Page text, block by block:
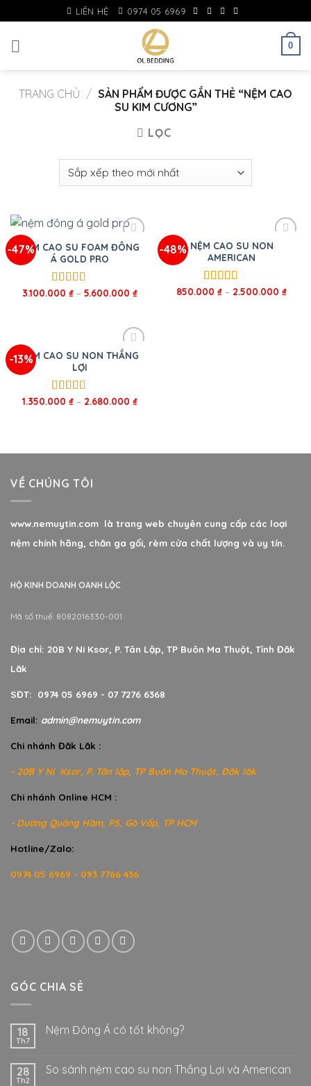
to
content
LIÊN HỆ 0974 05 6969
0
TRANG CHỦ / SẢN PHẨM ĐƯỢC GẮN THẺ “NỆM CAO
SU KIM CƯƠNG”
LỌC
-47%
NỆM CAO SU FOAM ĐÔNG
Á GOLD PRO
Được xếp
3.100.000 ₫– 5.600.000 ₫
-48% NỆM CAO SU NON
AMERICAN
Được xếp
850.000 ₫ – 2.500.000 ₫
-13%NỆM CAO SU NON THẮNG
LỢI
Được xếp
1.350.000 ₫– 2.680.000 ₫
VỀ CHÚNG TÔI
www.nemuytin.com là trang web chuyên cung cấp các loại
nệm chính hãng, chăn ga gối, rèm cửa chất lượng và uy tín.
HỘ KINH DOANH OANH LỘC
Mã số thuế: 8082016330-001
Địa chỉ: 20B Y Ni Ksor, P. Tân Lập, TP Buôn Ma Thuột, Tỉnh Đăk
Lăk
SĐT: 0974 05 6969 - 07 7276 6368
Email: admin@nemuytin.com
Chi nhánh Đăk Lăk :
- 20B Y Ni Ksor, P. Tân lập, TP Buôn Ma Thuột, Đăk lăk
Chi nhánh Online HCM :
- Dương Quảng Hàm, P5, Gò Vấp, TP HCM
Hotline/Zalo:
0974 05 6969 - 093 7766 436
GÓC CHIA SẺ
18
Th7
Nệm Đông Á có tốt không?
28
Th2
So sánh nệm cao su non Thắng Lợi và American